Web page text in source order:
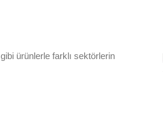
gibi ürünlerle farklı sektörlerin